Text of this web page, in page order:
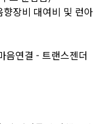
장비 대여비 및 런아
음연결 - 트랜스젠더